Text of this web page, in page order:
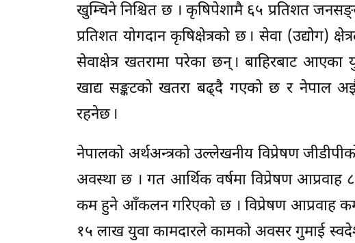
खुम्चिने निश्चित छ । कृषिपेशामै ६५ प्रतिशत
प्रतिशत योगदान कृषिक्षेत्रको छ । सेवा (उद्योग)
सेवाक्षेत्र खतरामा परेका छन् । बाहिरबाट
खाद्य सङ्कटको खतरा बढ्दै गएको छ र नेपाल
रहनेछ ।
नेपालको अर्थअन्त्रको उल्लेखनीय विप्रेषण
अवस्था छ । गत आर्थिक वर्षमा विप्रेषण
कम हुने आँकलन गरिएको छ । विप्रेषण आप्रवाह
१५ लाख युवा कामदारले कामको अवसर गुमाई